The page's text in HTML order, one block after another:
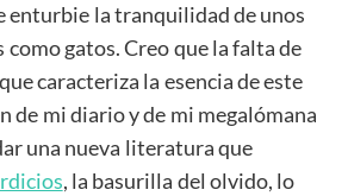
enturbie la tranquilidad de unos
gatos. Creo que la falta de
caracteriza la esencia de este
de mi diario y de mi megalómana
una nueva literatura que
, la basurilla del olvido, lo